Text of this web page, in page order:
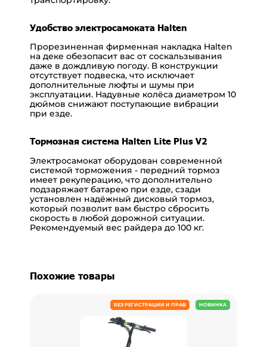
Удобство электросамоката Halten
Прорезиненная фирменная накладка Halten
на деке обезопасит вас от соскальзывания
даже в дождливую погоду. В конструкции
отсутствует подвеска, что исключает
дополнительные люфты и шумы при
эксплуатации. Надувные колёса диаметром 10
дюймов снижают поступающие вибрации
при езде.
Тормозная система Halten Lite Plus V2
Электросамокат оборудован современной
системой торможения - передний тормоз
имеет рекуперацию, что дополнительно
подзаряжает батарею при езде, сзади
установлен надёжный дисковый тормоз,
который позволит вам быстро сбросить
скорость в любой дорожной ситуации.
Рекомендуемый вес райдера до 100 кг.
Похожие товары
БЕЗ РЕГИСТРАЦИИ И ПРАВ НОВИНКА